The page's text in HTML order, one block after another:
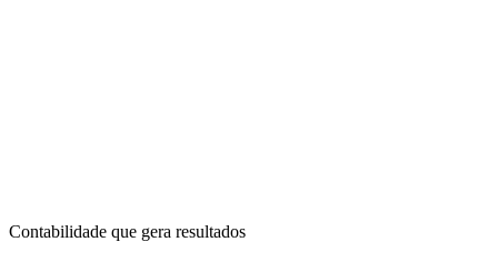
Contabilidade que gera resultados